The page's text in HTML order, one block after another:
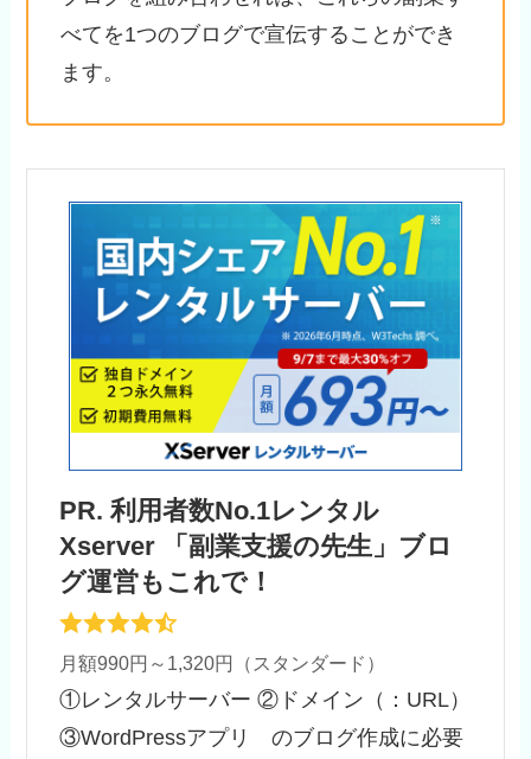
べてを1つのブログで宣伝することができ
ます。
PR. 利用者数No.1レンタル
Xserver 「副業支援の先生」ブロ
グ運営もこれで！
月額990円～1,320円（スタンダード）
①レンタルサーバー ②ドメイン（：URL）
③WordPressアプリ のブログ作成に必要